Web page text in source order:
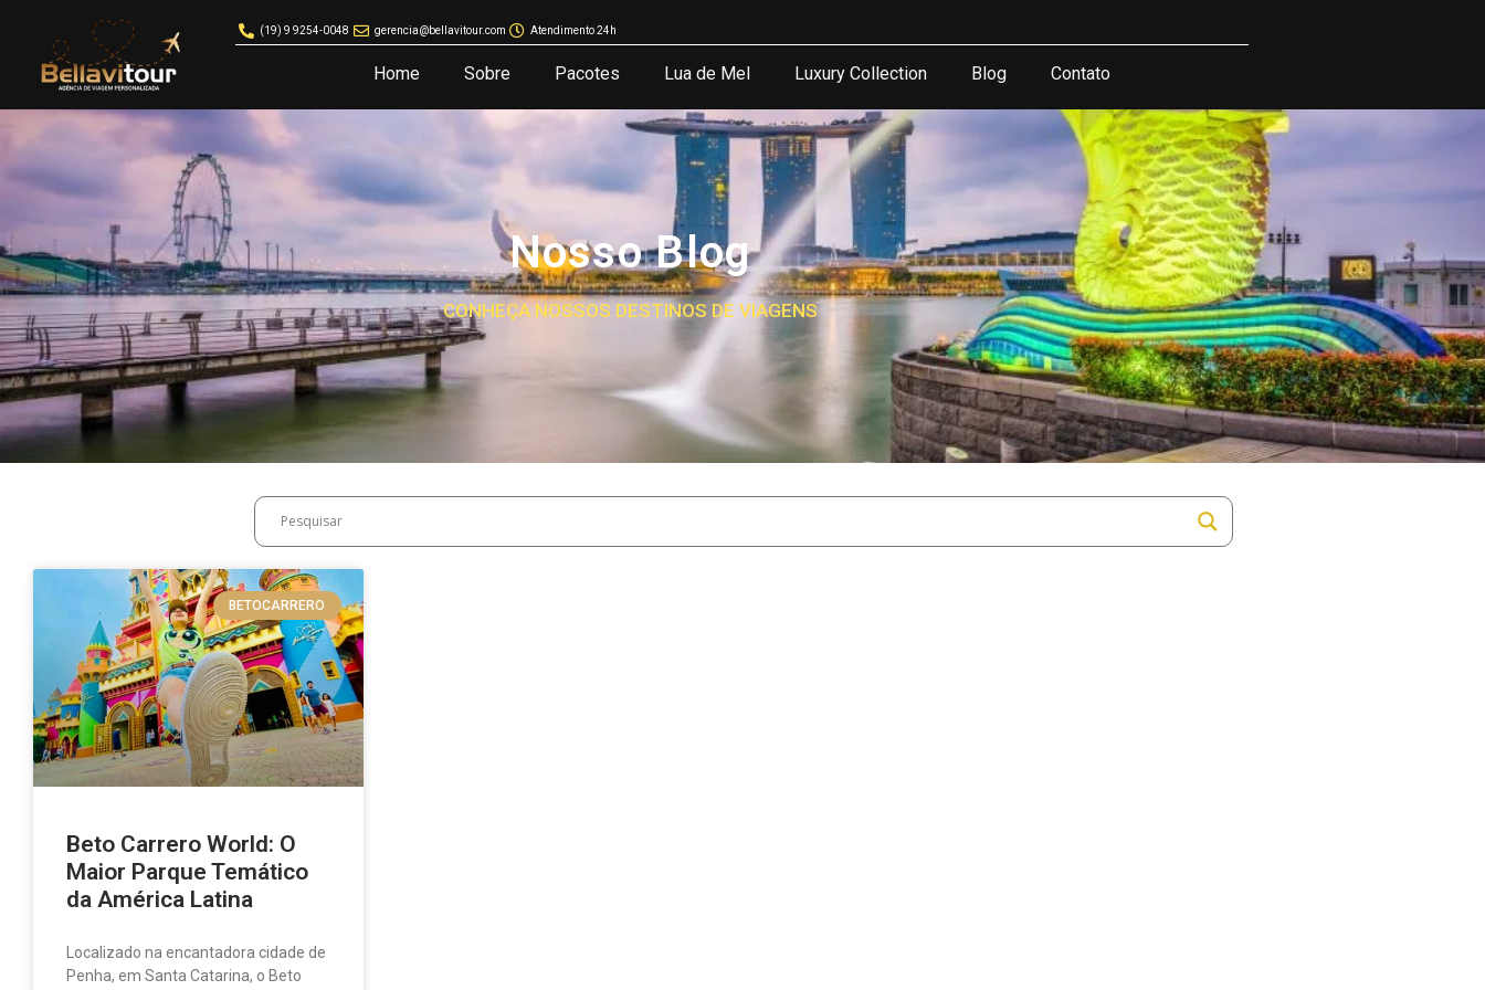
(19) 9 9254-0048 gerencia@bellavitour.com Atendimento 24h
Home Sobre Pacotes Lua de Mel Luxury Collection Blog Contato
Nosso Blog
CONHEÇA NOSSOS DESTINOS DE VIAGENS
BETOCARRERO
Beto Carrero World: O
Maior Parque Temático
da América Latina
Localizado na encantadora cidade de
Penha, em Santa Catarina, o Beto